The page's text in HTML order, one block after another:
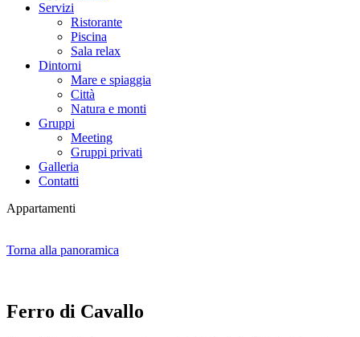
Servizi
Ristorante
Piscina
Sala relax
Dintorni
Mare e spiaggia
Città
Natura e monti
Gruppi
Meeting
Gruppi privati
Galleria
Contatti
Appartamenti
Torna alla panoramica
Ferro di Cavallo